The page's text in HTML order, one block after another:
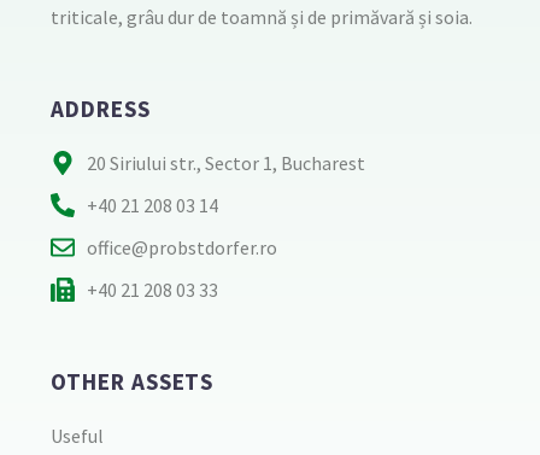
triticale, grâu dur de toamnă și de primăvară și soia.
ADDRESS
20 Siriului str., Sector 1, Bucharest
+40 21 208 03 14
office@probstdorfer.ro
+40 21 208 03 33
OTHER ASSETS
Useful